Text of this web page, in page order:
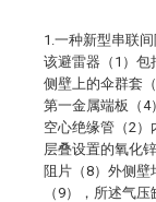
1.一种新型串联
该避雷器（1）包
侧壁上的伞群套
第一金属端板（4
空心绝缘管（2
层叠设置的氧化
阻片（8）外侧
（9），所述气